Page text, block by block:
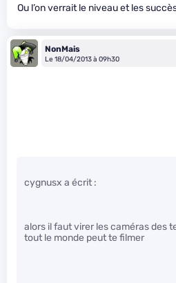
Ou l’on verrait le niveau et les
NonMais
Le 18/04/2013 à 09h30
cygnusx a écrit :
alors il faut virer les caméras des
tout le monde peut te filmer